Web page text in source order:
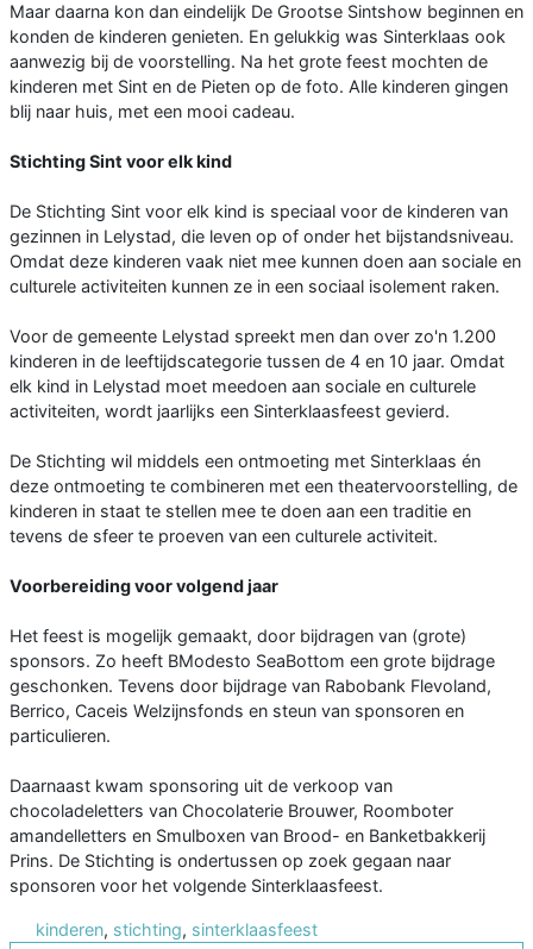
Maar daarna kon dan eindelijk De Grootse Sintshow beginnen en
konden de kinderen genieten. En gelukkig was Sinterklaas ook
aanwezig bij de voorstelling. Na het grote feest mochten de
kinderen met Sint en de Pieten op de foto. Alle kinderen gingen
blij naar huis, met een mooi cadeau.
Stichting Sint voor elk kind
De Stichting Sint voor elk kind is speciaal voor de kinderen van
gezinnen in Lelystad, die leven op of onder het bijstandsniveau.
Omdat deze kinderen vaak niet mee kunnen doen aan sociale en
culturele activiteiten kunnen ze in een sociaal isolement raken.
Voor de gemeente Lelystad spreekt men dan over zo'n 1.200
kinderen in de leeftijdscategorie tussen de 4 en 10 jaar. Omdat
elk kind in Lelystad moet meedoen aan sociale en culturele
activiteiten, wordt jaarlijks een Sinterklaasfeest gevierd.
De Stichting wil middels een ontmoeting met Sinterklaas én
deze ontmoeting te combineren met een theatervoorstelling, de
kinderen in staat te stellen mee te doen aan een traditie en
tevens de sfeer te proeven van een culturele activiteit.
Voorbereiding voor volgend jaar
Het feest is mogelijk gemaakt, door bijdragen van (grote)
sponsors. Zo heeft BModesto SeaBottom een grote bijdrage
geschonken. Tevens door bijdrage van Rabobank Flevoland,
Berrico, Caceis Welzijnsfonds en steun van sponsoren en
particulieren.
Daarnaast kwam sponsoring uit de verkoop van
chocoladeletters van Chocolaterie Brouwer, Roomboter
amandelletters en Smulboxen van Brood- en Banketbakkerij
Prins. De Stichting is ondertussen op zoek gegaan naar
sponsoren voor het volgende Sinterklaasfeest.
kinderen, stichting, sinterklaasfeest